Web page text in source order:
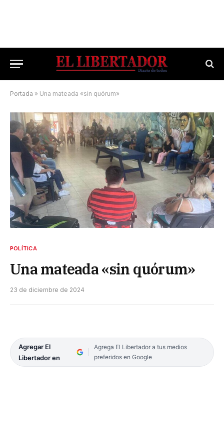
Portada » Una mateada «sin quórum»
POLÍTICA
Una mateada «sin quórum»
23 de diciembre de 2024
Agregar El
Libertador en
Agrega El Libertador a tus medios
preferidos en Google